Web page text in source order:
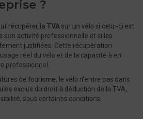
?
récupérer la TVAsur un vélo si celui-ci est
son activité professionnelle et si les
justifiées. Cette récupération
réel du vélo et de la capacité à en
professionnel.
de tourisme, le vélo n’entre pas dans
exclus du droit à déduction de la TVA,
sous certaines conditions.